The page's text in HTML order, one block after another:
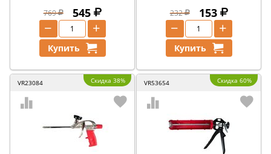
769 545
+
−
Купить
232 153
+
−
Купить
VR23084 Скидка 38% VR53654 Скидка 60%